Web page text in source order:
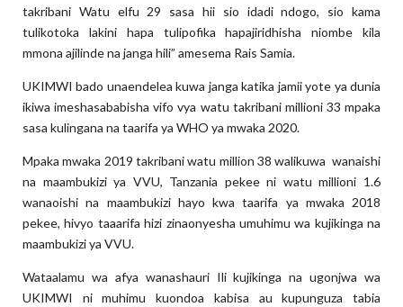
takribani Watu elfu 29 sasa hii sio idadi ndogo, sio kama
tulikotoka lakini hapa tulipofika hapajiridhisha niombe kila
mmona ajilinde na janga hili” amesema Rais Samia.
UKIMWI bado unaendelea kuwa janga katika jamii yote ya dunia
ikiwa imeshasababisha vifo vya watu takribani millioni 33 mpaka
sasa kulingana na taarifa ya WHO ya mwaka 2020.
Mpaka mwaka 2019 takribani watu million 38 walikuwa wanaishi
na maambukizi ya VVU, Tanzania pekee ni watu millioni 1.6
wanaoishi na maambukizi hayo kwa taarifa ya mwaka 2018
pekee, hivyo taaarifa hizi zinaonyesha umuhimu wa kujikinga na
maambukizi ya VVU.
Wataalamu wa afya wanashauri Ili kujikinga na ugonjwa wa
UKIMWI ni muhimu kuondoa kabisa au kupunguza tabia